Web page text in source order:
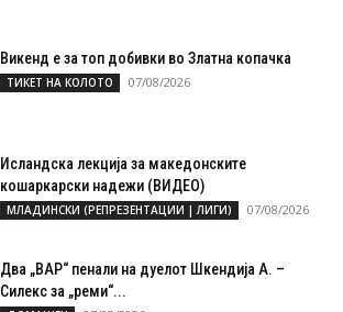
Викенд е за топ добивки во Златна копачка
ТИКЕТ НА КОЛОТО 07/08/2026
Исландска лекција за македонските
кошаркарски надежи (ВИДЕО)
МЛАДИНСКИ (РЕПРЕЗЕНТАЦИИ | ЛИГИ) 07/08/2026
Два „ВАР“ пенали на дуелот Шкендија А. –
Силекс за „реми“...